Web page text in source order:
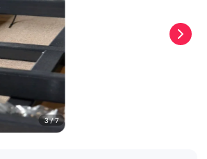
3 / 7